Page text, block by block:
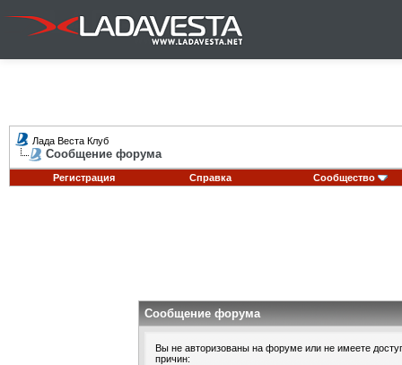
Лада Веста Клуб
Сообщение форума
Регистрация Справка Сообщество
Сообщение форума
Вы не авторизованы на форуме или не имеете
причин: